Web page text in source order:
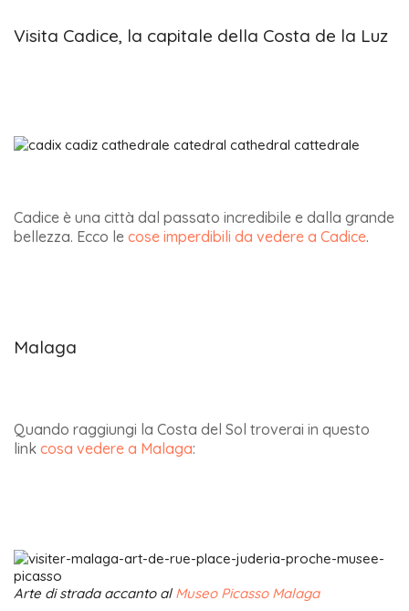
Visita Cadice, la capitale della Costa de la Luz
Cadice è una città dal passato incredibile e dalla grande
bellezza. Ecco le cose imperdibili da vedere a Cadice.
Malaga
Quando raggiungi la Costa del Sol troverai in questo
link cosa vedere a Malaga:
Arte di strada accanto al Museo Picasso Malaga